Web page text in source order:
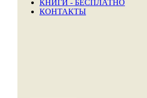
КНИГИ - БЕСПЛАТНО
КОНТАКТЫ